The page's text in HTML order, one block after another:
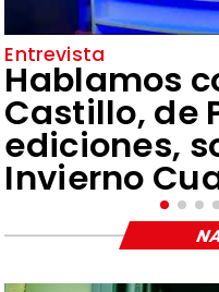
Entrevista
Hablamos
Castillo, de
ediciones,
Invierno